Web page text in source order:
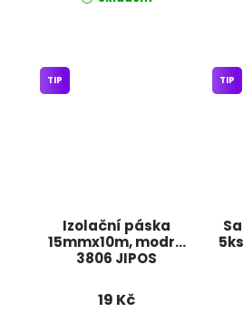
Izolační páska
15mmx10m, modrá
3806 JIPOS
TIP
19 Kč
TIP